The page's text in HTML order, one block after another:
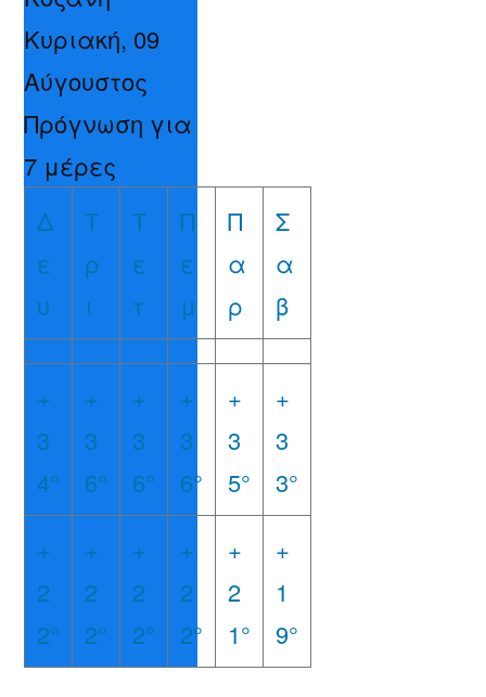
Κυριακή, 09
Αύγουστος
Πρόγνωση για
7 μέρες
Δ
ε
υ
Τ
ρ
ι
Τ
ε
τ
Π
ε
μ
Π
α
ρ
Σ
α
β
+
3
4°
+
3
6°
+
3
6°
+
3
6°
+
3
5°
+
3
3°
+
2
2°
+
2
2°
+
2
2°
+
2
2°
+
2
1°
+
1
9°